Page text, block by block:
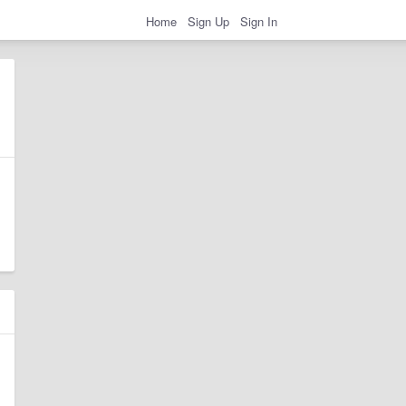
Home Sign Up Sign In